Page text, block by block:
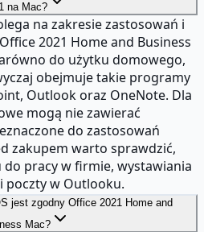
na Mac?
na zakresie zastosowań i
2021 Home and Business
do użytku domowego,
obejmuje takie programy
Outlook oraz OneNote. Dla
mogą nie zawierać
do zastosowań
zakupem warto sprawdzić,
pracy w firmie, wystawiania
poczty w Outlooku.
jest zgodny Office 2021 Home and
Mac?